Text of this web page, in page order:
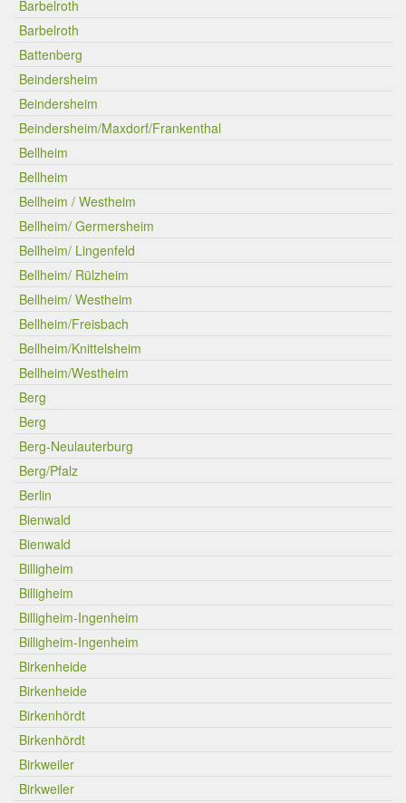
Barbelroth
Barbelroth
Battenberg
Beindersheim
Beindersheim
Beindersheim/Maxdorf/Frankenthal
Bellheim
Bellheim
Bellheim / Westheim
Bellheim/ Germersheim
Bellheim/ Lingenfeld
Bellheim/ Rülzheim
Bellheim/ Westheim
Bellheim/Freisbach
Bellheim/Knittelsheim
Bellheim/Westheim
Berg
Berg
Berg-Neulauterburg
Berg/Pfalz
Berlin
Bienwald
Bienwald
Billigheim
Billigheim
Billigheim-Ingenheim
Billigheim-Ingenheim
Birkenheide
Birkenheide
Birkenhördt
Birkenhördt
Birkweiler
Birkweiler